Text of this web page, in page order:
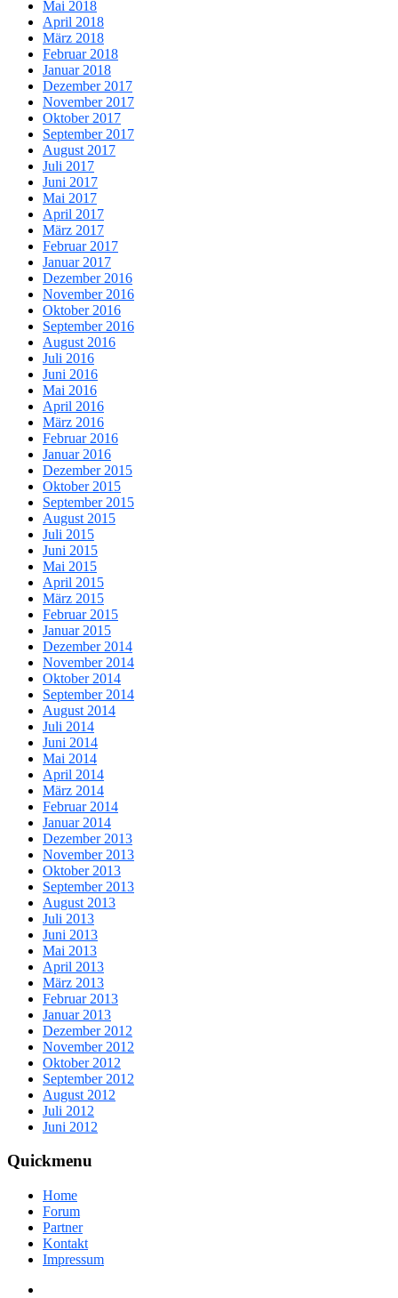
Mai 2018
April 2018
März 2018
Februar 2018
Januar 2018
Dezember 2017
November 2017
Oktober 2017
September 2017
August 2017
Juli 2017
Juni 2017
Mai 2017
April 2017
März 2017
Februar 2017
Januar 2017
Dezember 2016
November 2016
Oktober 2016
September 2016
August 2016
Juli 2016
Juni 2016
Mai 2016
April 2016
März 2016
Februar 2016
Januar 2016
Dezember 2015
Oktober 2015
September 2015
August 2015
Juli 2015
Juni 2015
Mai 2015
April 2015
März 2015
Februar 2015
Januar 2015
Dezember 2014
November 2014
Oktober 2014
September 2014
August 2014
Juli 2014
Juni 2014
Mai 2014
April 2014
März 2014
Februar 2014
Januar 2014
Dezember 2013
November 2013
Oktober 2013
September 2013
August 2013
Juli 2013
Juni 2013
Mai 2013
April 2013
März 2013
Februar 2013
Januar 2013
Dezember 2012
November 2012
Oktober 2012
September 2012
August 2012
Juli 2012
Juni 2012
Quickmenu
Home
Forum
Partner
Kontakt
Impressum